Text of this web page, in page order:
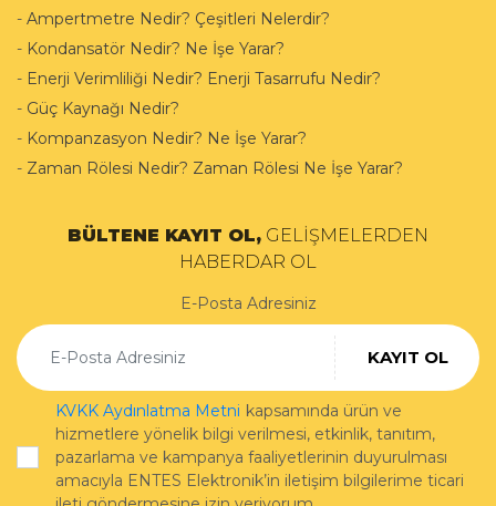
- Ampertmetre Nedir? Çeşitleri Nelerdir?
- Kondansatör Nedir? Ne İşe Yarar?
- Enerji Verimliliği Nedir? Enerji Tasarrufu Nedir?
- Güç Kaynağı Nedir?
- Kompanzasyon Nedir? Ne İşe Yarar?
- Zaman Rölesi Nedir? Zaman Rölesi Ne İşe Yarar?
BÜLTENE KAYIT OL, GELİŞMELERDEN
HABERDAR OL
E-Posta Adresiniz
KAYIT OL
KVKK Aydınlatma Metni kapsamında ürün ve
hizmetlere yönelik bilgi verilmesi, etkinlik, tanıtım,
pazarlama ve kampanya faaliyetlerinin duyurulması
amacıyla ENTES Elektronik’in iletişim bilgilerime ticari